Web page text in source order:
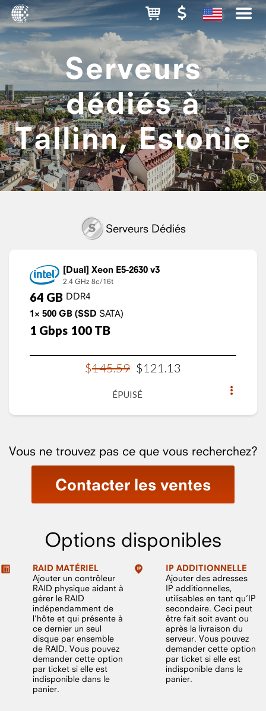
Serveurs
dédiés à
Tallinn, Estonie
©
Serveurs Dédiés
Xeon E5-2630 v3
2.4 GHz 8c/16t
64 GB DDR4
1× 500 GB (SSD SATA)
1 Gbps 100 TB
$145.59 $121 .13
ÉPUISÉ
Vous ne trouvez pas ce que vous recherchez?
Contacter les ventes
Options disponibles
RAID MATÉRIEL
Ajouter un contrôleur
RAID physique aidant à
gérer le RAID
indépendamment de
l’hôte et qui présente à
ce dernier un seul
disque par ensemble
de RAID. Vous pouvez
demander cette option
par ticket si elle est
indisponible dans le
panier.
IP ADDITIONNELLE
Ajouter des adresses
IP additionnelles,
utilisables en tant qu’IP
secondaire. Ceci peut
être fait soit avant ou
après la livraison du
serveur. Vous pouvez
demander cette option
par ticket si elle est
indisponible dans le
panier.